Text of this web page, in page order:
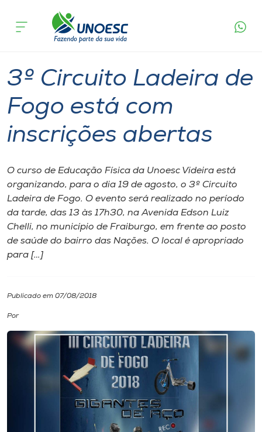
Cursos
Pesquisa
Atendimento ao Estudante
Portal de Ensino
A
Internacionalização
Cultura
acontece
3º Circuito Ladeira de
Fogo está com
inscrições abertas
O curso de Educação Física da Unoesc Videira está
organizando, para o dia 19 de agosto, o 3º Circuito
Ladeira de Fogo. O evento será realizado no período
da tarde, das 13 às 17h30, na Avenida Edson Luiz
Chelli, no município de Fraiburgo, em frente ao posto
de saúde do bairro das Nações. O local é apropriado
para […]
Publicado em 07/08/2018
Por